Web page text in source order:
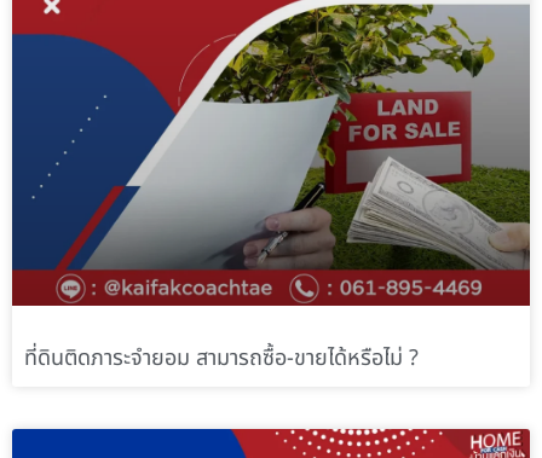
ที่ดินติดภาระจำยอม สามารถซื้อ-ขายได้หรือไม่ ?